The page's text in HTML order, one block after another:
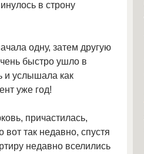
в строну
одну, затем другую
быстро ушло в
и услышала как
уже год!
причастилась,
так недавно, спустя
недавно вселились